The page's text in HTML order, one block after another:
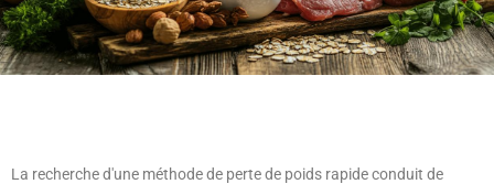
La recherche d'une méthode de perte de poids rapide conduit de